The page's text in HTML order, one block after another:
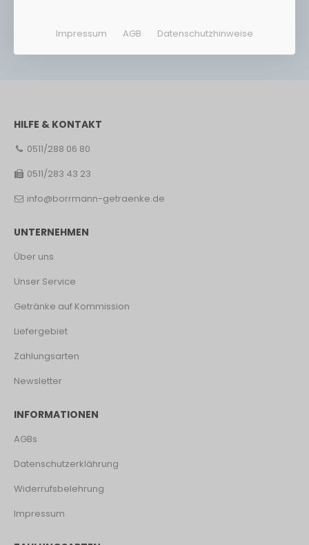
HILFE & KONTAKT
0511/288 06 80
0511/283 43 23
info@borrmann-getraenke.de
UNTERNEHMEN
Über uns
Unser Service
Getränke auf Kommission
Liefergebiet
Zahlungsarten
Newsletter
INFORMATIONEN
AGBs
Datenschutzerklährung
Widerrufsbelehrung
Impressum
Impressum AGB Datenschutzhinweise